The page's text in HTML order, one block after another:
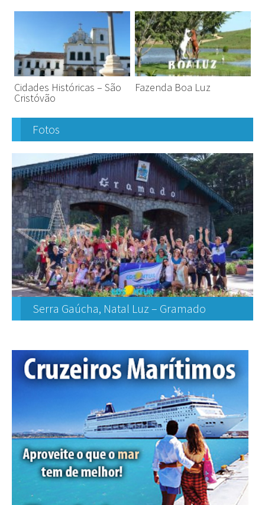
Cidades Históricas – São
Cristóvão
Fazenda Boa Luz
Fotos
Serra Gaúcha, Natal Luz – Gramado